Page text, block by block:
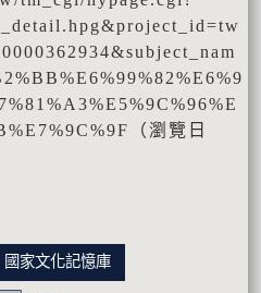
（瀏覽日
國家文化記憶庫